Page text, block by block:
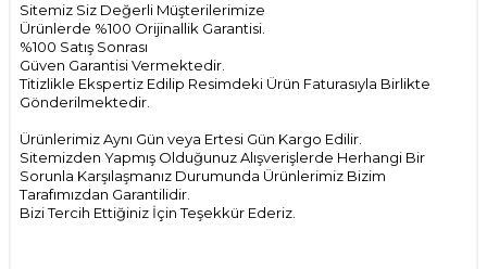
Sitemiz Siz Değerli Müşterilerimize
Ürünlerde %100 Orijinallik Garantisi.
%100 Satış Sonrası
Güven Garantisi Vermektedir.
Titizlikle Ekspertiz Edilip Resimdeki Ürün Faturasıyla Birlikte
Gönderilmektedir.
Ürünlerimiz Aynı Gün veya Ertesi Gün Kargo Edilir.
Sitemizden Yapmış Olduğunuz Alışverişlerde Herhangi Bir
Sorunla Karşılaşmanız Durumunda Ürünlerimiz Bizim
Tarafımızdan Garantilidir.
Bizi Tercih Ettiğiniz İçin Teşekkür Ederiz.